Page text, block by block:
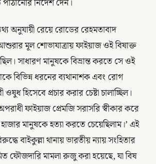
নির্দেশ দেন।
অনুযায়ী রেয়ে রোডের রেহমতাবাদ
মূল শোভাযাত্রায় ফাইয়াজ ওই বিষাক্ত
সাধারণ মানুষকে বিভ্রান্ত করতে সে ওই
বিভিন্ন ধরনের ব্যথানাশক এবং রোগ
ওষুধ হিসেবে প্রচার করার চেষ্টা চালাচ্ছিল।
ফাইয়াজ প্রেমজি সরাসরি স্বীকার করে
মানুষকে হত্যা করতে চেয়েছিলাম।’ এই
বাইকুল্লা থানায় ভারতীয় ন্যায় সংহিতার
ফৌজদারি মামলা রুজু করা হয়েছে, যা বিষ